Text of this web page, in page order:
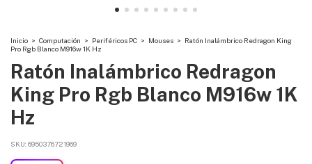
Inicio > Computación > Periféricos PC > Mouses > Ratón Inalámbrico Redragon King
Pro Rgb Blanco M916w 1K Hz
Ratón Inalámbrico Redragon
King Pro Rgb Blanco M916w 1K
Hz
SKU: 6950376721969